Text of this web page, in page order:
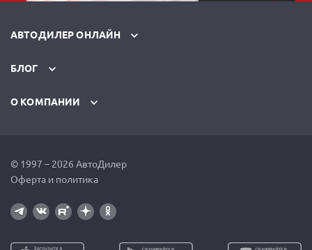
АВТОДИЛЕР ОНЛАЙН
БЛОГ
О КОМПАНИИ
© 1997 – 2026 АвтоДилер
Оферта и политика